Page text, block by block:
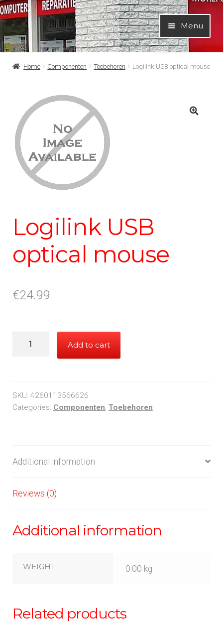
Ga
door
naar
navigatie
Ga
naar
de
inhoud
Menu
Home Componenten Toebehoren Logilink USB optical mouse
Logilink USB
optical mouse
€24.99
quantity
Add to cart
SKU: 4260113566626
Categories: Componenten, Toebehoren
Additional information
Reviews (0)
Additional information
WEIGHT 0.00 kg
Related products